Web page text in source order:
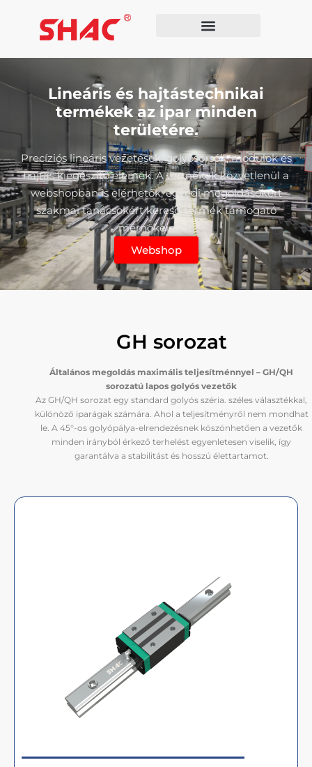
Lineáris és hajtástechnikai
termékek az ipar minden
területére.
Precíziós lineáris vezetések, golyósorsók, modulok és
hajtás kiegészítő elemek. A termékek közvetlenül a
webshopban is elérhetők, egyedi megoldásokért
szakmai tanácsokért keresd termék támogató
mérnökeinket.
Webshop
GH sorozat
Általános megoldás maximális teljesítménnyel – GH/QH
sorozatú lapos golyós vezetők
Az GH/QH sorozat egy standard golyós széria. széles választékkal,
különöző iparágak számára. Ahol a teljesítményről nem mondhat
le. A 45°-os golyópálya-elrendezésnek köszönhetően a vezetők
minden irányból érkező terhelést egyenletesen viselik, így
garantálva a stabilitást és hosszú élettartamot.